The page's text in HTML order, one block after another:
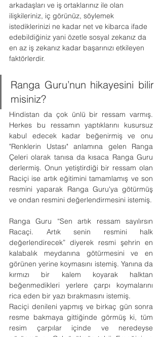
arkadaşları ve iş ortaklarınız ile olan
ilişkileriniz, iç görünüz, söylemek
istediklerinizi ne kadar net ve kibarca ifade
edebildiğiniz yani özetle sosyal zekanız da
en az iş zekanız kadar başarınızı etkileyen
faktörlerdir.
Ranga Guru’nun hikayesini bilir
misiniz?
Hindistan da çok ünlü bir ressam varmış.
Herkes bu ressamın yaptıklarını kusursuz
kabul edecek kadar beğenirmiş ve onu
"Renklerin Ustası" anlamına gelen Ranga
Çeleri olarak tanısa da kısaca Ranga Guru
derlermiş. Onun yetiştirdiği bir ressam olan
Raciçi ise artık eğitimini tamamlamış ve son
resmini yaparak Ranga Guru'ya götürmüş
ve ondan resmini değerlendirmesini istemiş.
Ranga Guru “Sen artık ressam sayılırsın
Racaçi. Artık senin resmini halk
değerlendirecek” diyerek resmi şehrin en
kalabalık meydanına götürmesini ve en
görünen yerine koymasını istemiş. Yanına da
kırmızı bir kalem koyarak halktan
beğenmedikleri yerlere çarpı koymalarını
rica eden bir yazı bırakmasını istemiş.
Raciçi denileni yapmış ve birkaç gün sonra
resme bakmaya gittiğinde görmüş ki, tüm
resim çarpılar içinde ve neredeyse